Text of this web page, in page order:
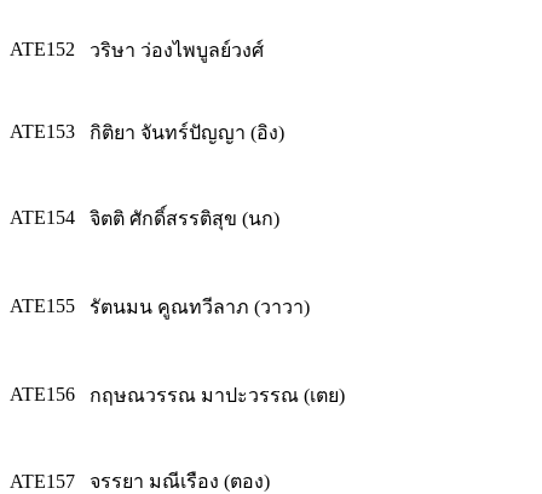
ATE152 วริษา ว่องไพบูลย์วงศ์
ATE153 กิติยา จันทร์ปัญญา (อิง)
ATE154 จิตติ ศักดิ์สรรติสุข (นก)
ATE155 รัตนมน คูณทวีลาภ (วาวา)
ATE156 กฤษณวรรณ มาปะวรรณ (เตย)
ATE157 จรรยา มณีเรือง (ตอง)